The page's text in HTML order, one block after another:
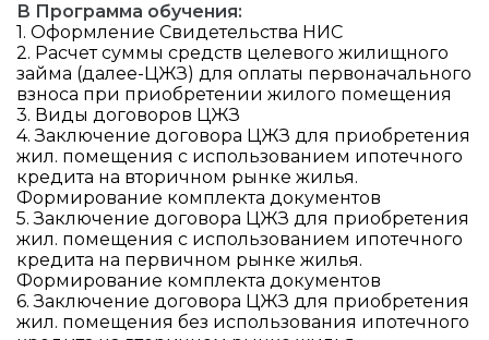
В Программа обучения:
1. Оформление Свидетельства НИС
2. Расчет суммы средств целевого жилищного
займа (далее-ЦЖЗ) для оплаты первоначального
взноса при приобретении жилого помещения
3. Виды договоров ЦЖЗ
4. Заключение договора ЦЖЗ для приобретения
жил. помещения с использованием ипотечного
кредита на вторичном рынке жилья.
Формирование комплекта документов
5. Заключение договора ЦЖЗ для приобретения
жил. помещения с использованием ипотечного
кредита на первичном рынке жилья.
Формирование комплекта документов
6. Заключение договора ЦЖЗ для приобретения
жил. помещения без использования ипотечного